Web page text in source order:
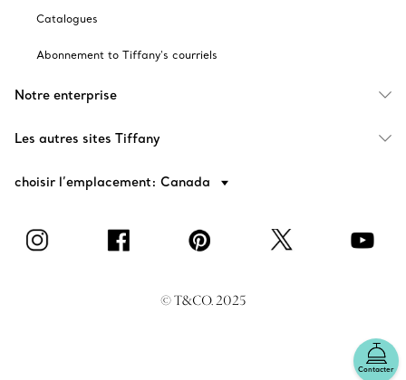
Contacter
Catalogues
Abonnement to Tiffany's courriels
Notre enterprise
Les autres sites Tiffany
choisir l’emplacement: Canada
© T&CO. 2025